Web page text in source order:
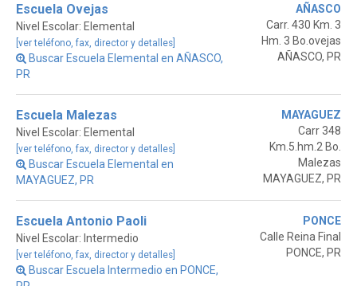
Escuela Ovejas
Nivel Escolar: Elemental
[ver teléfono, fax, director y detalles]
Buscar Escuela Elemental en AÑASCO,
PR
AÑASCO
Carr. 430 Km. 3
Hm. 3 Bo.ovejas
AÑASCO, PR
Escuela Malezas
Nivel Escolar: Elemental
[ver teléfono, fax, director y detalles]
Buscar Escuela Elemental en
MAYAGUEZ, PR
MAYAGUEZ
Carr 348
Km.5.hm.2 Bo.
Malezas
MAYAGUEZ, PR
Escuela Antonio Paoli
Nivel Escolar: Intermedio
[ver teléfono, fax, director y detalles]
Buscar Escuela Intermedio en PONCE,
PONCE
Calle Reina Final
PONCE, PR